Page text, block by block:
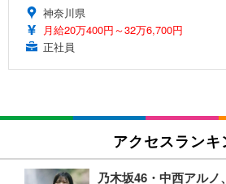
神奈川県
月給20万400円～32万6,700円
正社員
アクセスランキ
乃木坂46・中西アル